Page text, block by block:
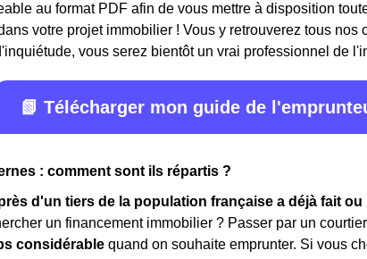
au format PDF afin de vous mettre à disposition
votre projet immobilier ! Vous y retrouverez tous nos
vous serez bientôt un vrai professionnel de
📗 Télécharger mon guide de
: comment sont ils répartis ?
d'un tiers de la population française a déjà fait
un financement immobilier ? Passer par un
considérable quand on souhaite emprunter. Si vous